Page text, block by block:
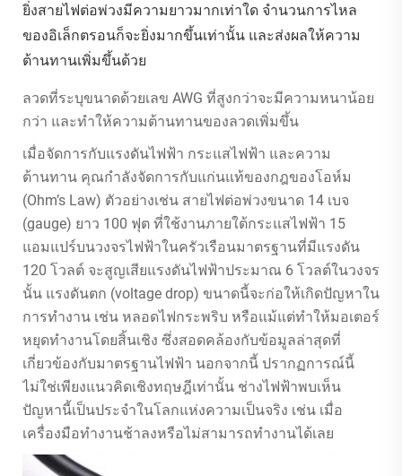
ยิ่งสายไฟต่อพ่วงมีความยาวมากเท่าใด จำนวนการไหล
ของอิเล็กตรอนก็จะยิ่งมากขึ้นเท่านั้น และส่งผลให้ความ
ต้านทานเพิ่มขึ้นด้วย
ลวดที่ระบุขนาดด้วยเลข AWG ที่สูงกว่าจะมีความหนาน้อย
กว่า และทำให้ความต้านทานของลวดเพิ่มขึ้น
เมื่อจัดการกับแรงดันไฟฟ้า กระแสไฟฟ้า และความ
ต้านทาน คุณกำลังจัดการกับแก่นแท้ของกฎของโอห์ม
(Ohm’s Law) ตัวอย่างเช่น สายไฟต่อพ่วงขนาด 14 เบจ
(gauge) ยาว 100 ฟุต ที่ใช้งานภายใต้กระแสไฟฟ้า 15
แอมแปร์บนวงจรไฟฟ้าในครัวเรือนมาตรฐานที่มีแรงดัน
120 โวลต์ จะสูญเสียแรงดันไฟฟ้าประมาณ 6 โวลต์ในวงจร
นั้น แรงดันตก (voltage drop) ขนาดนี้จะก่อให้เกิดปัญหาใน
การทำงาน เช่น หลอดไฟกระพริบ หรือแม้แต่ทำให้มอเตอร์
หยุดทำงานโดยสิ้นเชิง ซึ่งสอดคล้องกับข้อมูลล่าสุดที่
เกี่ยวข้องกับมาตรฐานไฟฟ้า นอกจากนี้ ปรากฏการณ์นี้
ไม่ใช่เพียงแนวคิดเชิงทฤษฎีเท่านั้น ช่างไฟฟ้าพบเห็น
ปัญหานี้เป็นประจำในโลกแห่งความเป็นจริง เช่น เมื่อ
เครื่องมือทำงานช้าลงหรือไม่สามารถทำงานได้เลย